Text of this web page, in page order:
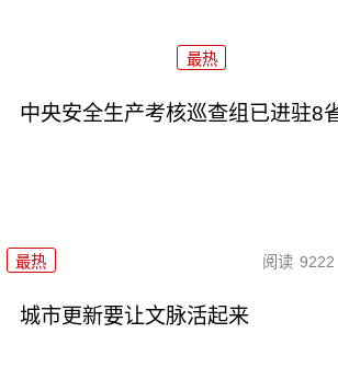
最热
中央安全生产考核巡查组已进驻8
最热 阅读 9222
城市更新要让文脉活起来